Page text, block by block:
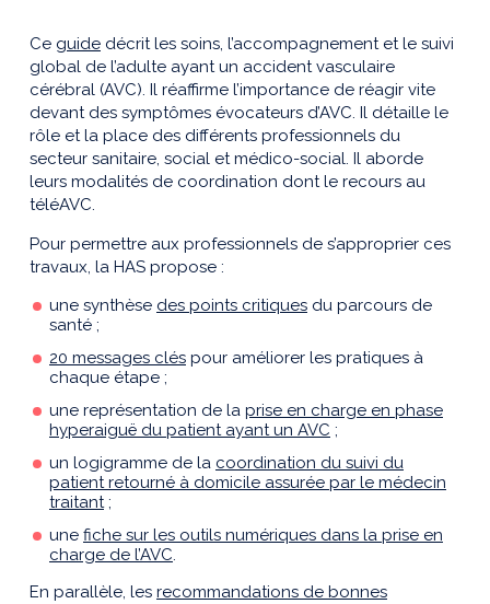
Ce guide décrit les soins, l’accompagnement et le suivi
global de l’adulte ayant un accident vasculaire
cérébral (AVC). Il réaffirme l’importance de réagir vite
devant des symptômes évocateurs d’AVC. Il détaille le
rôle et la place des différents professionnels du
secteur sanitaire, social et médico-social. Il aborde
leurs modalités de coordination dont le recours au
téléAVC.
Pour permettre aux professionnels de s’approprier ces
travaux, la HAS propose :
une synthèse des points critiques du parcours de
santé ;
20 messages clés pour améliorer les pratiques à
chaque étape ;
une représentation de la prise en charge en phase
hyperaiguë du patient ayant un AVC ;
un logigramme de la coordination du suivi du
patient retourné à domicile assurée par le médecin
traitant;
une fiche sur les outils numériques dans la prise en
charge de l’AVC.
En parallèle, les recommandations de bonnes